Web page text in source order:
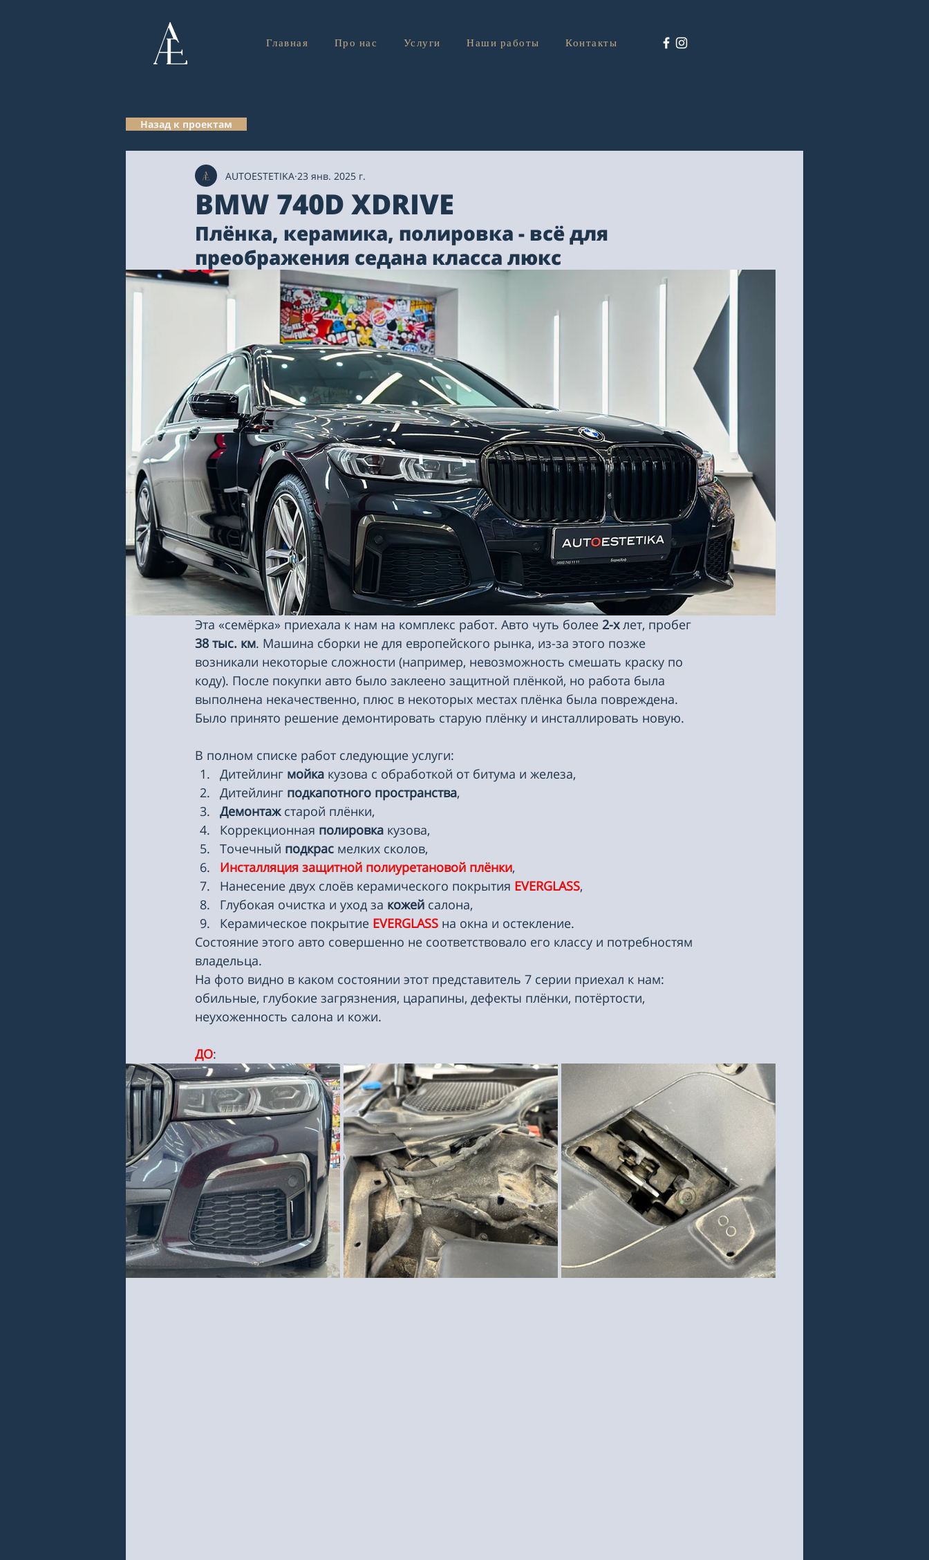
Главная Про нас Услуги Наши работы Контакты
Назад к проектам
BMW 740D XDRIVE
AUTOESTETIKA 23 янв. 2025 г.
Плёнка, керамика, полировка - всё для
преображения седана класса люкс
Эта «семёрка» приехала к нам на комплекс работ. Авто чуть более 2-х лет, пробег
38 тыс. км. Машина сборки не для европейского рынка, из-за этого позже
возникали некоторые сложности (например, невозможность смешать краску по
коду). После покупки авто было заклеено защитной плёнкой, но работа была
выполнена некачественно, плюс в некоторых местах плёнка была повреждена.
Было принято решение демонтировать старую плёнку и инсталлировать новую.
В полном списке работ следующие услуги:
Дитейлинг мойка кузова с обработкой от битума и железа,
Дитейлинг подкапотного пространства,
Демонтаж старой плёнки,
Коррекционная полировка кузова,
Точечный подкрас мелких сколов,
Инсталляция защитной полиуретановой плёнки,
Нанесение двух слоёв керамического покрытия EVERGLASS,
Глубокая очистка и уход за кожей салона,
Керамическое покрытие EVERGLASS на окна и остекление.
Состояние этого авто совершенно не соответствовало его классу и потребностям
владельца.
На фото видно в каком состоянии этот представитель 7 серии приехал к нам:
обильные, глубокие загрязнения, царапины, дефекты плёнки, потёртости,
неухоженность салона и кожи.
ДО: